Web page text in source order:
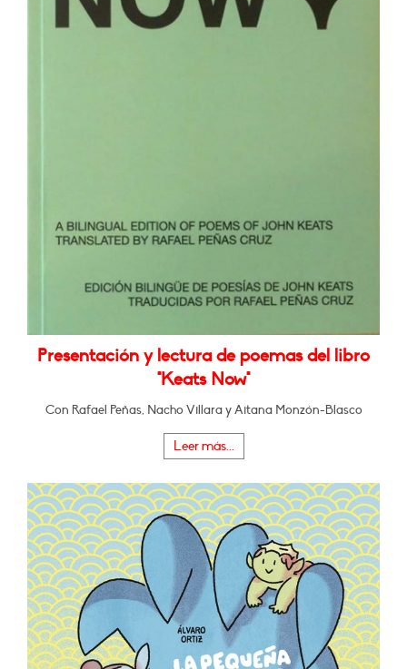
Presentación y lectura de poemas del libro
"Keats Now"
Con Rafael Peñas, Nacho Villara y Aitana Monzón-Blasco
Leer más...